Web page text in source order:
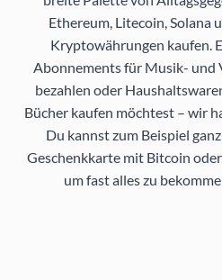
Ethereum, Litecoin, Solana
Kryptowährungen kaufen.
Abonnements für Musik- und
bezahlen oder
Bücher kaufen möchtest – wir
Du kannst zum Beispiel
Geschenkkarte mit Bitcoin
um fast alles zu